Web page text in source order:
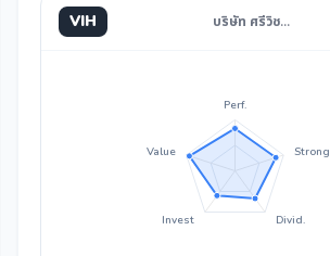
VIH บริษัท ศรีวิช…
Perf.
Strong
Divid.
Invest
Value